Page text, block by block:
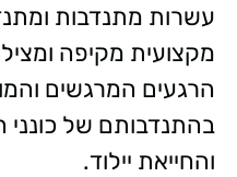
עשרות מתנדבות
מקצועית מקיפה
הרגעים המרגשים
בהתנדבותם של כונני
והחייאת יילוד.